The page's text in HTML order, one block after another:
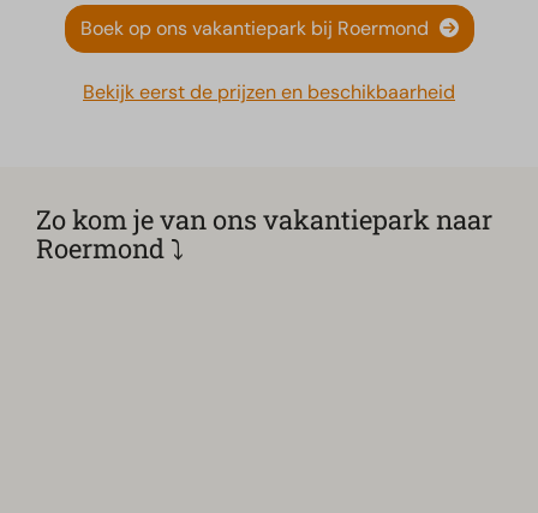
Boek op ons vakantiepark bij Roermond
Bekijk eerst de prijzen en beschikbaarheid
Zo kom je van ons vakantiepark naar
Roermond ⤵